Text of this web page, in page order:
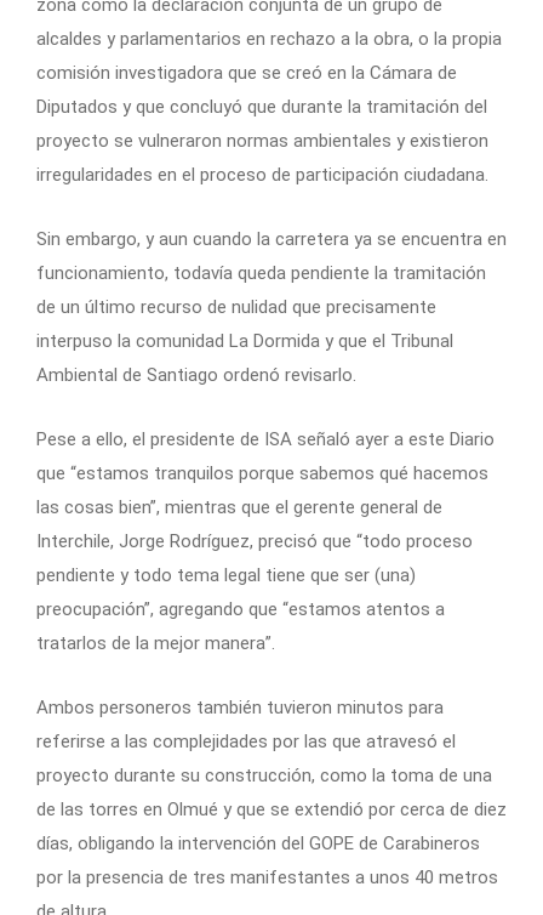
zona como la declaración conjunta de un grupo de
alcaldes y parlamentarios en rechazo a la obra, o la propia
comisión investigadora que se creó en la Cámara de
Diputados y que concluyó que durante la tramitación del
proyecto se vulneraron normas ambientales y existieron
irregularidades en el proceso de participación ciudadana.
Sin embargo, y aun cuando la carretera ya se encuentra en
funcionamiento, todavía queda pendiente la tramitación
de un último recurso de nulidad que precisamente
interpuso la comunidad La Dormida y que el Tribunal
Ambiental de Santiago ordenó revisarlo.
Pese a ello, el presidente de ISA señaló ayer a este Diario
que “estamos tranquilos porque sabemos qué hacemos
las cosas bien”, mientras que el gerente general de
Interchile, Jorge Rodríguez, precisó que “todo proceso
pendiente y todo tema legal tiene que ser (una)
preocupación”, agregando que “estamos atentos a
tratarlos de la mejor manera”.
Ambos personeros también tuvieron minutos para
referirse a las complejidades por las que atravesó el
proyecto durante su construcción, como la toma de una
de las torres en Olmué y que se extendió por cerca de diez
días, obligando la intervención del GOPE de Carabineros
por la presencia de tres manifestantes a unos 40 metros